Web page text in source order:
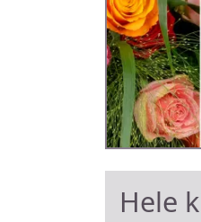
Hele